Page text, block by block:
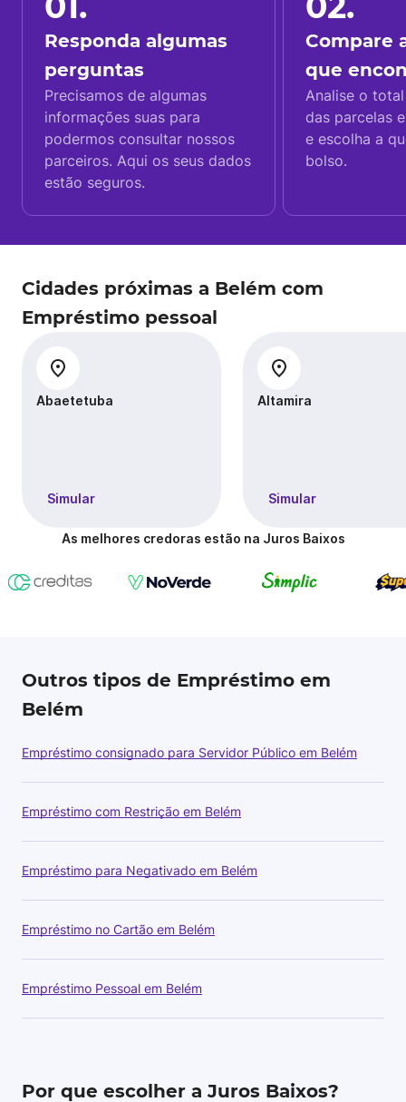
Responda algumas
perguntas
Precisamos de algumas
informações suas para
podermos consultar nossos
parceiros. Aqui os seus dados
estão seguros.
Compare
que
Analise o
das parcelas
e escolha a
bolso.
Cidades próximas a Belém com
Empréstimo pessoal
Abaetetuba
Simular
Altamira
Simular
As melhores credoras estão na Juros Baixos
Outros tipos de Empréstimo em
Belém
Empréstimo consignado para Servidor Público em Belém
Empréstimo com Restrição em Belém
Empréstimo para Negativado em Belém
Empréstimo no Cartão em Belém
Empréstimo Pessoal em Belém
Por que escolher a Juros Baixos?